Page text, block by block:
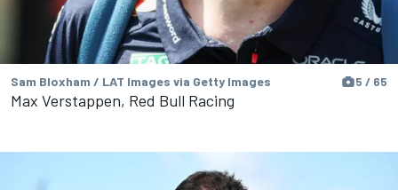
Sam Bloxham / LAT Images via Getty Images 5 / 65
Max Verstappen, Red Bull Racing